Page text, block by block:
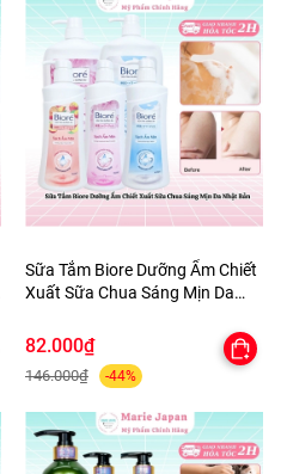
Sữa Tắm Biore Dưỡng Ẩm Chiết
Xuất Sữa Chua Sáng Mịn Da
82.000₫
146.000₫ -44%